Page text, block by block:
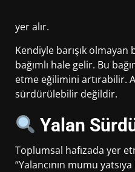
yer alır.
Kendiyle barışık olmayan
bağımlı hale gelir. Bu
etme eğilimini artırabilir.
sürdürülebilir değildir.
Yalan
Toplumsal hafızada yer
“Yalancının mumu